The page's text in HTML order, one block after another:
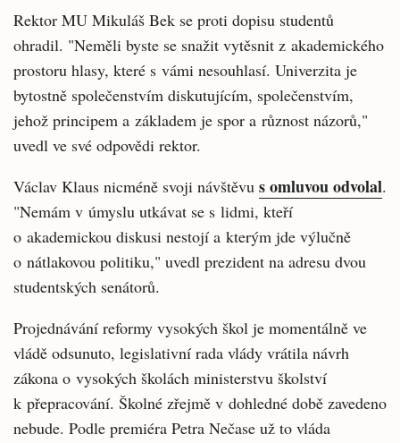
Rektor MU Mikuláš Bek se proti dopisu studentů
ohradil. "Neměli byste se snažit vytěsnit z akademického
prostoru hlasy, které s vámi nesouhlasí. Univerzita je
bytostně společenstvím diskutujícím, společenstvím,
jehož principem a základem je spor a různost názorů,"
uvedl ve své odpovědi rektor.
Václav Klaus nicméně svoji návštěvu s omluvou odvolal.
"Nemám v úmyslu utkávat se s lidmi, kteří
o akademickou diskusi nestojí a kterým jde výlučně
o nátlakovou politiku," uvedl prezident na adresu dvou
studentských senátorů.
Projednávání reformy vysokých škol je momentálně ve
vládě odsunuto, legislativní rada vlády vrátila návrh
zákona o vysokých školách ministerstvu školství
k přepracování. Školné zřejmě v dohledné době zavedeno
nebude. Podle premiéra Petra Nečase už to vláda